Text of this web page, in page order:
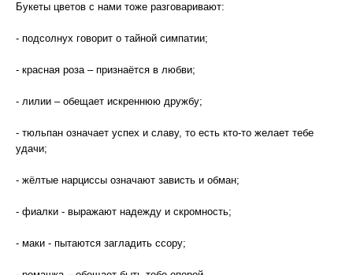
Букеты цветов с нами тоже разговаривают:
- подсолнух говорит о тайной симпатии;
- красная роза – признаётся в любви;
- лилии – обещает искреннюю дружбу;
- тюльпан означает успех и славу, то есть кто-то желает тебе
удачи;
- жёлтые нарциссы означают зависть и обман;
- фиалки - выражают надежду и скромность;
- маки - пытаются загладить ссору;